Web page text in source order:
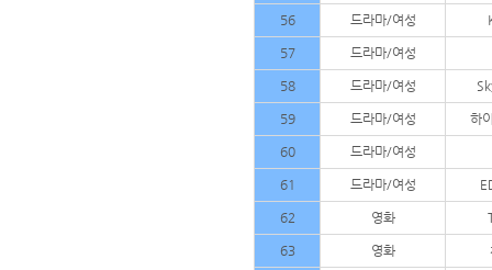
56 드라마/여성
57 드라마/여성
58 드라마/여성
59 드라마/여성 하
60 드라마/여성
61 드라마/여성
62 영화
63 영화